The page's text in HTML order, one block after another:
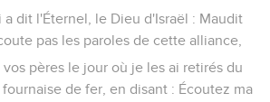
a dit l'Éternel, le Dieu d'Israël : Maudit
pas les paroles de cette alliance,
pères le jour où je les ai retirés du
de fer, en disant : Écoutez ma